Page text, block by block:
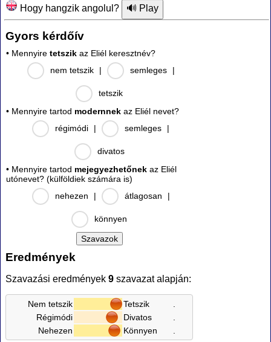
Hogy hangzik angolul?
Gyors kérdőív
• Mennyire tetszik az Eliél keresztnév?
nem tetszik
| semleges |
tetszik
• Mennyire tartod modernnek az Eliél nevet?
régimódi
| semleges |
divatos
• Mennyire tartod mejegyezhetőnek az Eliél
utónevet? (külföldiek számára is)
nehezen
| átlagosan |
könnyen
Eredmények
Szavazási eredmények 9 szavazat alapján:
Nem tetszik Tetszik
Régimódi
Divatos
Nehezen
Könnyen